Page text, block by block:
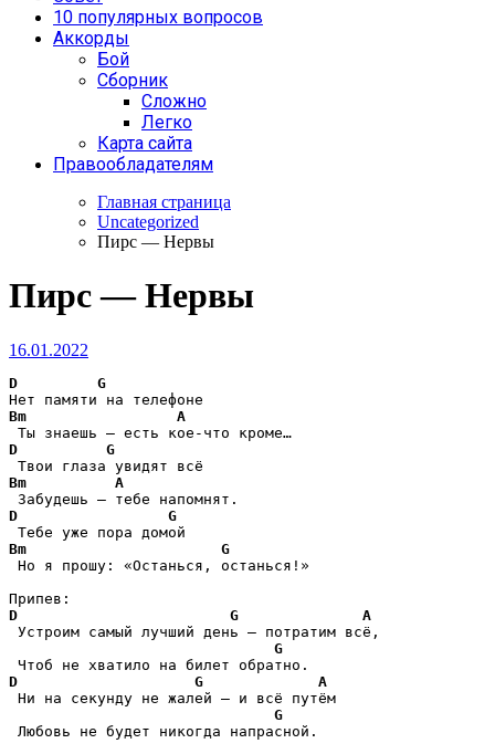
10 популярных вопросов
Аккорды
Бой
Сборник
Сложно
Легко
Карта сайта
Правообладателям
Главная страница
Uncategorized
Пирс — Нервы
Пирс — Нервы
16.01.2022
D
G
Bm
A
D
G
Bm
A
D
G
Bm
G
Но я прошу: «Останься, останься!»
D
G
A
Устроим самый лучший день — потратим всё,
G
D
G
A
Ни на секунду не жалей – и всё путём
G
Любовь не будет никогда напрасной.